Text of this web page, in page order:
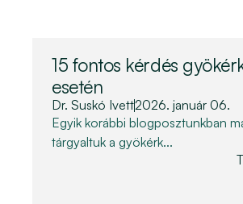
15 fontos kérdés
esetén
Dr. Suskó Ivett2026. január 06.
Egyik korábbi blogposztunkban
tárgyaltuk a gyökérk...